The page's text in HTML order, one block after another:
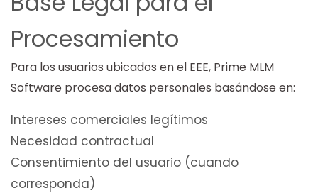
Procesamiento
Para los usuarios ubicados en el EEE, Prime MLM
Software procesa datos personales basándose en:
Intereses comerciales legítimos
Necesidad contractual
Consentimiento del usuario (cuando
corresponda)